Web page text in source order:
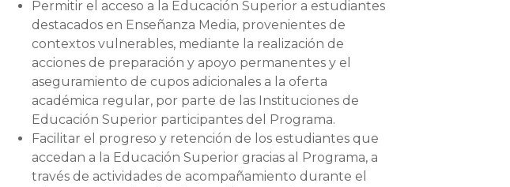
Permitir el acceso a la Educación Superior a estudiantes
destacados en Enseñanza Media, provenientes de
contextos vulnerables, mediante la realización de
acciones de preparación y apoyo permanentes y el
aseguramiento de cupos adicionales a la oferta
académica regular, por parte de las Instituciones de
Educación Superior participantes del Programa.
Facilitar el progreso y retención de los estudiantes que
accedan a la Educación Superior gracias al Programa, a
través de actividades de acompañamiento durante el